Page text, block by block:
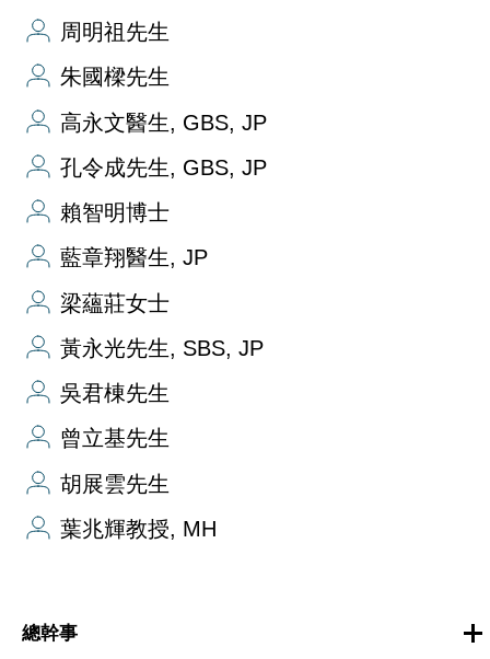
周明祖先生
朱國樑先生
高永文醫生, GBS, JP
孔令成先生, GBS, JP
賴智明博士
藍章翔醫生, JP
梁蘊莊女士
黃永光先生, SBS, JP
吳君棟先生
曾立基先生
胡展雲先生
葉兆輝教授, MH
總幹事